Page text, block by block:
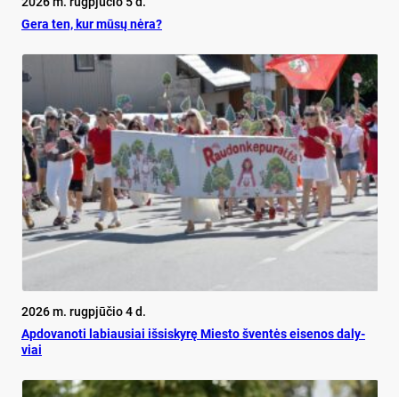
Ge­ra ten, kur mū­sų nė­ra?
2026 m. rugpjūčio 4 d.
Ap­do­va­no­ti la­biau­siai iš­si­sky­rę Mies­to šven­tės ei­se­nos da­ly­
viai